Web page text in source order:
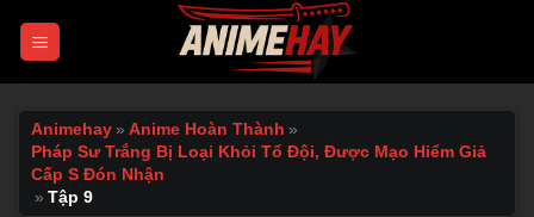
Animehay » Anime Hoàn Thành »
Pháp Sư Trắng Bị Loại Khỏi Tổ Đội, Được Mạo Hiểm Giả
Cấp S Đón Nhận
» Tập 9